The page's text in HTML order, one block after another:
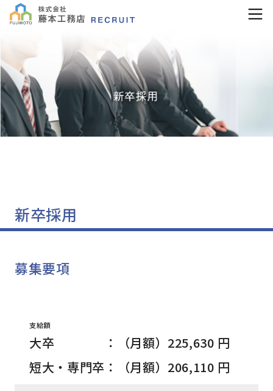
コンテンツへ移動
新卒採用
募集要項
支給額
大卒 ：（月額）225,630 円
短大・専門卒：（月額）206,110 円